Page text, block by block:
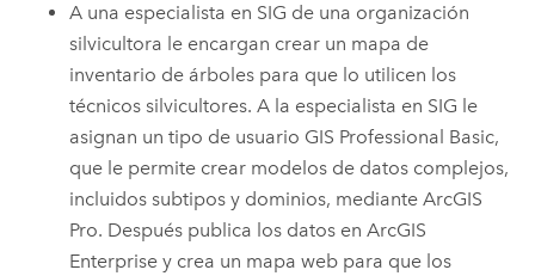
A una especialista en SIG de una organización
silvicultora le encargan crear un mapa de
inventario de árboles para que lo utilicen los
técnicos silvicultores. A la especialista en SIG le
asignan un tipo de usuario GIS Professional Basic,
que le permite crear modelos de datos complejos,
incluidos subtipos y dominios, medianteArcGIS
Pro. Después publica los datos enArcGIS
Enterprise y crea un mapa web para que los